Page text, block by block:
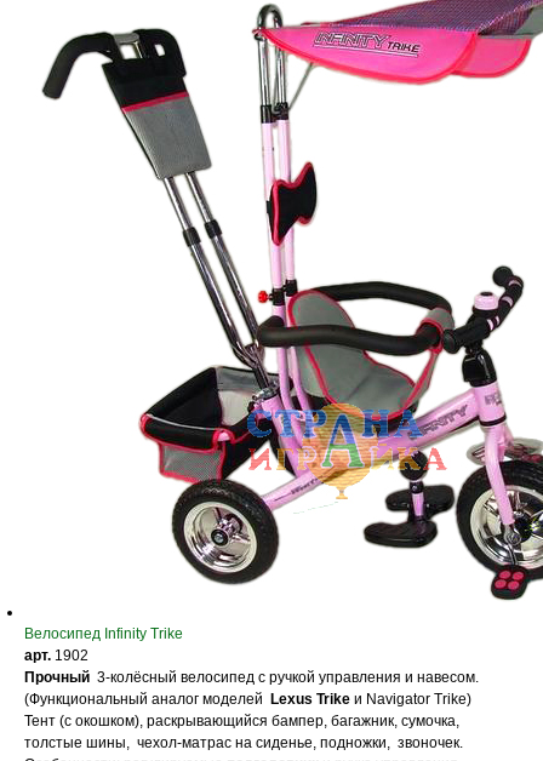
Велосипед Infinity Trike
арт. 1902
Прочный 3-колёсный велосипед с ручкой управления и навесом.
(Функциональный аналог моделей
Lexus Trike и Navigator Trike)
Тент (с окошком), раскрывающийся бампер, багажник, сумочка,
толстые шины, чехол-матрас на сиденье, подножки, звоночек.